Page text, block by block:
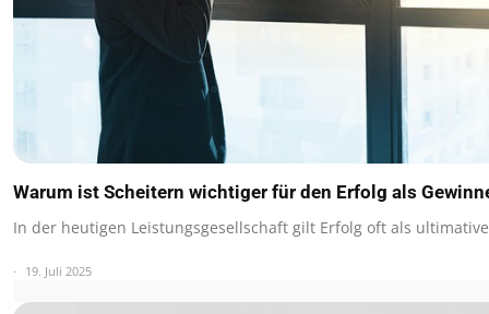
Warum ist Scheitern wichtiger für den Erfolg als
In der heutigen Leistungsgesellschaft gilt Erfolg oft als
19. Juli 2025